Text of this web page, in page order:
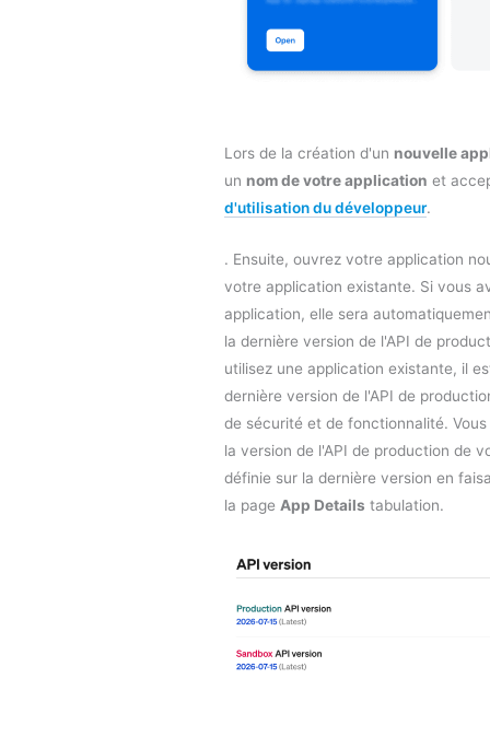
Lors de la création d'un nouvelle
un nom de votre application et
d'utilisation du développeur.
. Ensuite, ouvrez votre application
votre application existante. Si vous
application, elle sera
la dernière version de l'API de
utilisez une application existante, il
dernière version de l'API de
de sécurité et de fonctionnalité.
la version de l'API de production de
définie sur la dernière version en
la page App Details tabulation.